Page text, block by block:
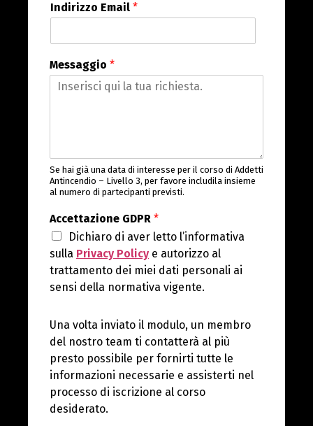
Indirizzo Email *
Messaggio *
Se hai già una data di interesse per il corso di Addetti
Antincendio – Livello 3, per favore includila insieme
al numero di partecipanti previsti.
Accettazione GDPR *
Dichiaro di aver letto l’informativa
sulla Privacy Policy e autorizzo al
trattamento dei miei dati personali ai
sensi della normativa vigente.
Una volta inviato il modulo, un membro
del nostro team ti contatterà al più
presto possibile per fornirti tutte le
informazioni necessarie e assisterti nel
processo di iscrizione al corso
desiderato.